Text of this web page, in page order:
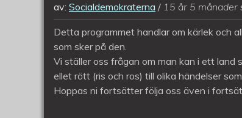
av: Socialdemokraterna 15 år 5 månader
Detta programmet handlar om kärlek och
som sker på den.
Vi ställer oss frågan om man kan i ett
ellet rött (ris och ros) till olika händelser
Hoppas ni fortsätter följa oss även i